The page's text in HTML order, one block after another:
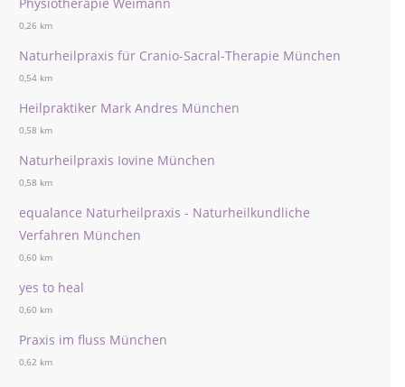
Physiotherapie Weimann
0,26 km
Naturheilpraxis für Cranio-Sacral-Therapie München
0,54 km
Heilpraktiker Mark Andres München
0,58 km
Naturheilpraxis Iovine München
0,58 km
equalance Naturheilpraxis - Naturheilkundliche
Verfahren München
0,60 km
yes to heal
0,60 km
Praxis im fluss München
0,62 km